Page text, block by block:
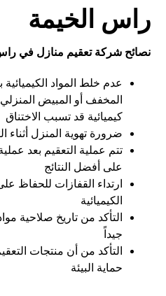
راس الخيمة
نصائح شركة تعقيم منازل في
عدم خلط المواد الكيميائية
المخفف أو المبيض
كيميائية قد تسبب الاختناق
ضرورة تهوية المنزل أثناء
تتم عملية التعقيم بعد
على أفضل النتائج
ارتداء القفازات للحفاظ
الكيميائية
التأكد من تاريخ صلاحية
جيداً
التأكد من أن منتجات
حماية البيئة